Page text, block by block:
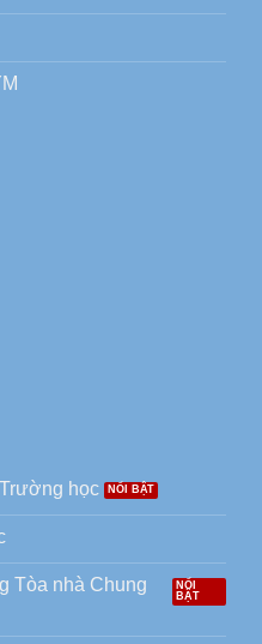
học
Tòa nhà Chung